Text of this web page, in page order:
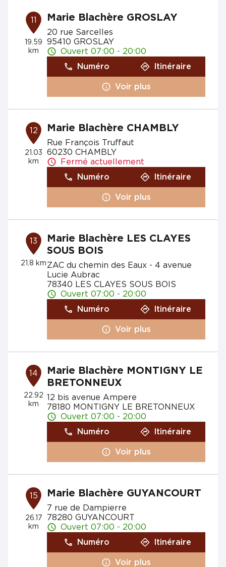
11
19.59
km
Marie Blachère GROSLAY
20 rue Sarcelles
95410 GROSLAY
Ouvert 07:00 - 20:00
Numéro
Itinéraire
Voir plus
12
21.03
km
Marie Blachère CHAMBLY
Rue François Truffaut
60230 CHAMBLY
Fermé actuellement
Numéro
Itinéraire
Voir plus
13
21.8 km
Marie Blachère LES CLAYES
SOUS BOIS
ZAC du chemin des Eaux - 4 avenue
Lucie Aubrac
78340 LES CLAYES SOUS BOIS
Ouvert 07:00 - 20:00
Numéro
Itinéraire
Voir plus
14
22.92
km
Marie Blachère MONTIGNY LE
BRETONNEUX
12 bis avenue Ampere
78180 MONTIGNY LE BRETONNEUX
Ouvert 07:00 - 20:00
Numéro
Itinéraire
Voir plus
15
26.17
km
Marie Blachère GUYANCOURT
7 rue de Dampierre
78280 GUYANCOURT
Ouvert 07:00 - 20:00
Numéro
Itinéraire
Voir plus